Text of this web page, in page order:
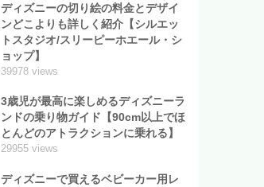
ディズニーの切り絵の料金とデザイ
ンどこよりも詳しく紹介【シルエッ
トスタジオ/スリーピーホエール・シ
ョップ】
39978 views
3歳児が最高に楽しめるディズニーラ
ンドの乗り物ガイド【90cm以上でほ
とんどのアトラクションに乗れる】
29955 views
ディズニーで買えるベビーカー用レ